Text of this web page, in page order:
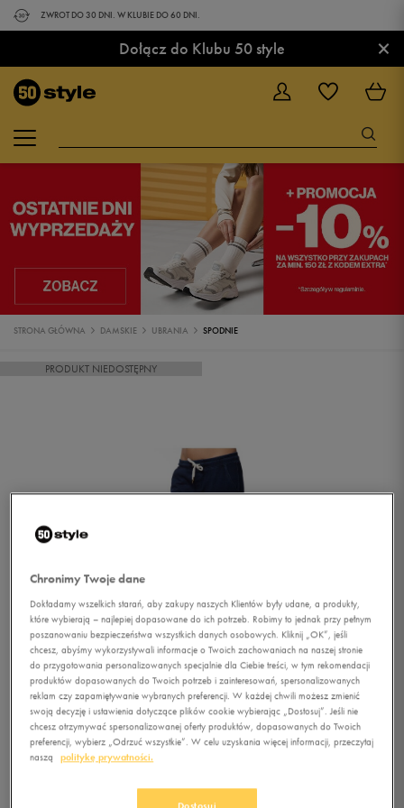
ZWROT DO 30 DNI. W KLUBIE DO 60 DNI.
Dołącz do Klubu 50 style ×
STRONA GŁÓWNA DAMSKIE UBRANIA SPODNIE
PRODUKT NIEDOSTĘPNY
1/4
Chronimy Twoje dane
Dokładamy wszelkich starań, aby zakupy naszych Klientów były udane, a produkty,
które wybierają – najlepiej dopasowane do ich potrzeb. Robimy to jednak przy pełnym
poszanowaniu bezpieczeństwa wszystkich danych osobowych. Kliknij „OK”, jeśli
chcesz, abyśmy wykorzystywali informacje o Twoich zachowaniach na naszej stronie
do przygotowania personalizowanych specjalnie dla Ciebie treści, w tym rekomendacji
produktów dopasowanych do Twoich potrzeb i zainteresowań, spersonalizowanych
reklam czy zapamiętywanie wybranych preferencji. W każdej chwili możesz zmienić
swoją decyzję i ustawienia dotyczące plików cookie wybierając „Dostosuj”. Jeśli nie
chcesz otrzymywać spersonalizowanej oferty produktów, dopasowanych do Twoich
preferencji, wybierz „Odrzuć wszystkie”. W celu uzyskania więcej informacji, przeczytaj
naszą
politykę prywatności.